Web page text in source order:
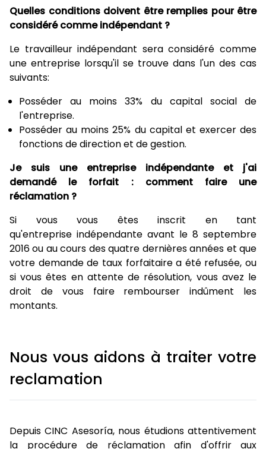
Quelles conditions doivent être remplies pour être
considéré comme indépendant ?
Le travailleur indépendant sera considéré comme
une entreprise lorsqu'il se trouve dans l'un des cas
suivants:
Posséder au moins 33% du capital social de
l'entreprise.
Posséder au moins 25% du capital et exercer des
fonctions de direction et de gestion.
Je suis une entreprise indépendante et j'ai
demandé le forfait : comment faire une
réclamation ?
Si vous vous êtes inscrit en tant
qu'entreprise indépendante avant le 8 septembre
2016 ou au cours des quatre dernières années et que
votre demande de taux forfaitaire a été refusée, ou
si vous êtes en attente de résolution, vous avez le
droit de vous faire rembourser indûment les
montants.
Nous vous aidons à traiter votre
reclamation
Depuis CINC Asesoría, nous étudions attentivement
la procédure de réclamation afin d'offrir aux